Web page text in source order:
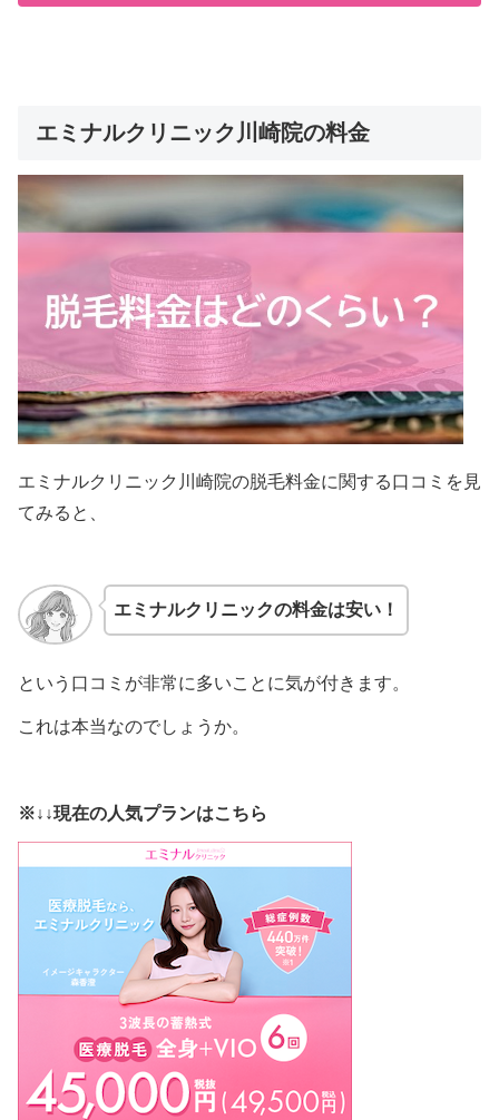
エミナルクリニック川崎院の料金
エミナルクリニック川崎院の脱毛料金に関する口コミを見
てみると、
エミナルクリニックの料金は安い！
という口コミが非常に多いことに気が付きます。
これは本当なのでしょうか。
※↓↓現在の人気プランはこちら